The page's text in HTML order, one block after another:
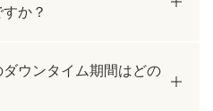
か？
ウンタイム期間はどの